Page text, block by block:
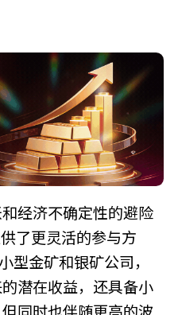
经济不确定性的避险
了更灵活的参与方
型金矿和银矿公司，
潜在收益，还具备小